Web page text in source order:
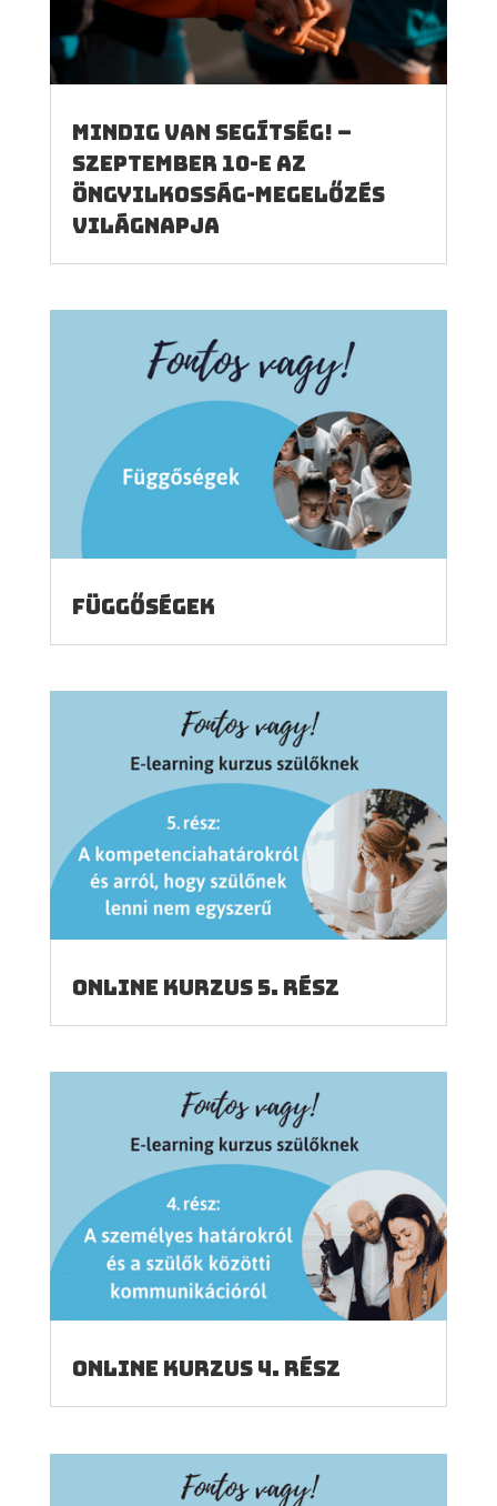
Mindig van segítség! –
szeptember 10-e az
öngyilkosság-megelőzés
világnapja
Függőségek
Online kurzus 5. rész
Online kurzus 4. rész